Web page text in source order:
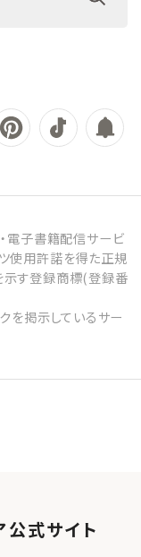
電子書籍配信サービ
使用許諾を得た正規
示す登録商標(登録番
を掲示しているサー
式サイト